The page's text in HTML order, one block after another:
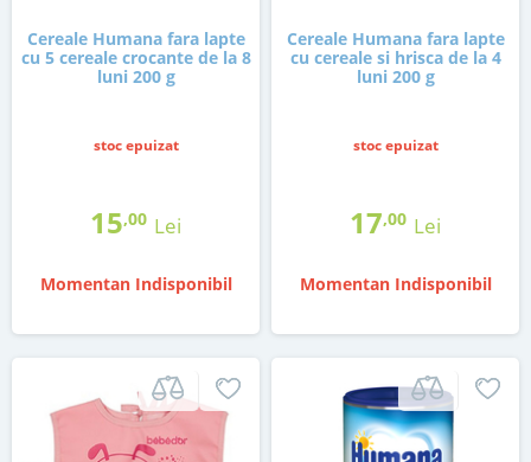
Cereale Humana fara lapte
cu 5 cereale crocante de la 8
luni 200 g
stoc epuizat
15,00 Lei
Momentan Indisponibil
Cereale Humana fara lapte
cu cereale si hrisca de la 4
luni 200 g
stoc epuizat
17,00 Lei
Momentan Indisponibil